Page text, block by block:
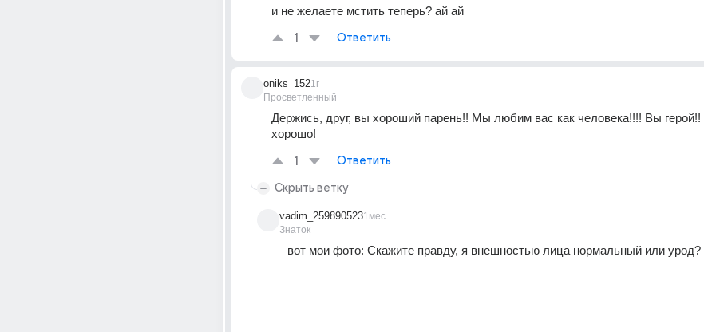
и не желаете мстить теперь? ай ай
1 Ответить
oniks_152
Просветленный
1г
Держись, друг, вы хороший парень!! Мы любим вас как человека!!!! Вы
хорошо!
1 Ответить
Скрыть ветку
vadim_259890523
Знаток
1мес
вот мои фото: Скажите правду, я внешностью лица нормальный или урод?